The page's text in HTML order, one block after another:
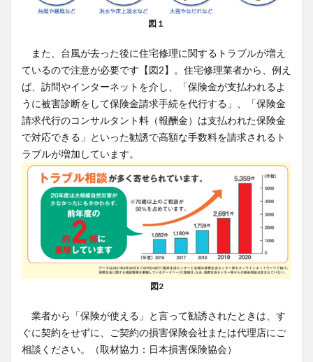
図１
また、台風が去った後に住宅修理に関するトラブルが増え
ているので注意が必要です【図2】。住宅修理業者から、例え
ば、訪問やインターネットを介し、「保険金が支払われるよ
うに被害診断をして保険金請求手続を代行する」、「保険金
請求代行のコンサルタント料（報酬金）は支払われた保険金
で対応できる」といった勧誘で高額な手数料を請求されるト
ラブルが増加しています。
図2
業者から「保険が使える」と言って勧誘されたときは、す
ぐに契約をせずに、ご契約の損害保険会社または代理店にご
相談ください。（取材協力：日本損害保険協会）